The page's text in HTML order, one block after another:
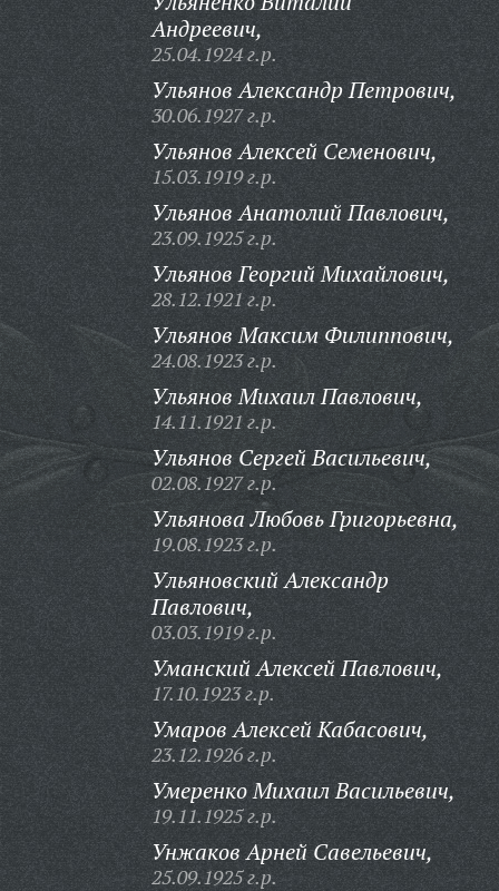
Андреевич,
25.04.1924 г.р.
Ульянов Александр Петрович,
30.06.1927 г.р.
Ульянов Алексей Семенович,
15.03.1919 г.р.
Ульянов Анатолий Павлович,
23.09.1925 г.р.
Ульянов Георгий Михайлович,
28.12.1921 г.р.
Ульянов Максим Филиппович,
24.08.1923 г.р.
Ульянов Михаил Павлович,
14.11.1921 г.р.
Ульянов Сергей Васильевич,
02.08.1927 г.р.
Ульянова Любовь Григорьевна,
19.08.1923 г.р.
Ульяновский Александр
Павлович,
03.03.1919 г.р.
Уманский Алексей Павлович,
17.10.1923 г.р.
Умаров Алексей Кабасович,
23.12.1926 г.р.
Умеренко Михаил Васильевич,
19.11.1925 г.р.
Унжаков Арней Савельевич,
25.09.1925 г.р.